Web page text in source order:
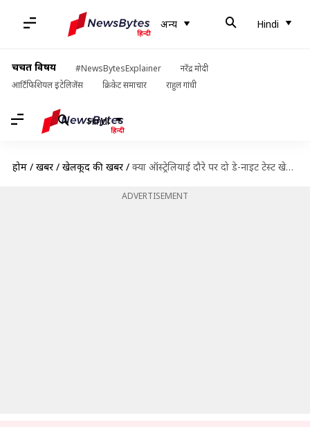
अन्य Hindi
चर्चित विषय #NewsBytesExplainer
नरेंद्र मोदी
आर्टिफिशियल इंटेलिजेंस
क्रिकेट समाचार राहुल गांधी
Hindi
होम / खबरें / खेलकूद की खबरें / क्या ऑस्ट्रेलियाई दौरे पर दो डे-नाइट टेस्ट खेलेगा भारत?
ADVERTISEMENT